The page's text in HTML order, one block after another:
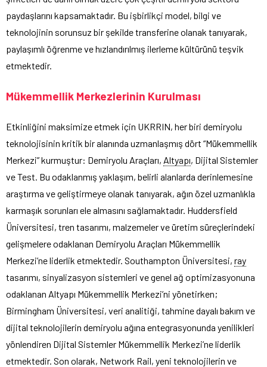
paydaşlarını kapsamaktadır. Bu işbirlikçi model, bilgi ve
teknolojinin sorunsuz bir şekilde transferine olanak tanıyarak,
paylaşımlı öğrenme ve hızlandırılmış ilerleme kültürünü teşvik
etmektedir.
Mükemmellik Merkezlerinin Kurulması
Etkinliğini maksimize etmek için UKRRIN, her biri demiryolu
teknolojisinin kritik bir alanında uzmanlaşmış dört “Mükemmellik
Merkezi” kurmuştur: Demiryolu Araçları, Altyapı, Dijital Sistemler
ve Test. Bu odaklanmış yaklaşım, belirli alanlarda derinlemesine
araştırma ve geliştirmeye olanak tanıyarak, ağın özel uzmanlıkla
karmaşık sorunları ele almasını sağlamaktadır. Huddersfield
Üniversitesi, tren tasarımı, malzemeler ve üretim süreçlerindeki
gelişmelere odaklanan Demiryolu Araçları Mükemmellik
Merkezi’ne liderlik etmektedir. Southampton Üniversitesi, ray
tasarımı, sinyalizasyon sistemleri ve genel ağ optimizasyonuna
odaklanan Altyapı Mükemmellik Merkezi’ni yönetirken;
Birmingham Üniversitesi, veri analitiği, tahmine dayalı bakım ve
dijital teknolojilerin demiryolu ağına entegrasyonunda yenilikleri
yönlendiren Dijital Sistemler Mükemmellik Merkezi’ne liderlik
etmektedir. Son olarak, Network Rail, yeni teknolojilerin ve